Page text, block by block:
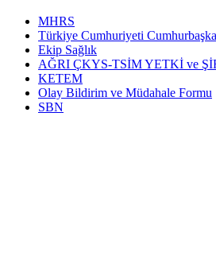
MHRS
Türkiye Cumhuriyeti
Ekip Sağlık
AĞRI ÇKYS-TSİM YETKİ ve
KETEM
Olay Bildirim ve Müdahale Formu
SBN